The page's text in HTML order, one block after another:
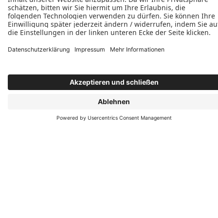
E-Mail schreiben
Öffnungszeiten
Dienstag: 07:00–16:30 Uhr
Freitag: 07:00–16:30 Uhr